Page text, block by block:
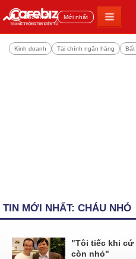
Đọc nhiều Mới nhất
Kinh doanh Tài chính ngân hàng Bất
TIN MỚI NHẤT: CHÁU NHỎ
"Tôi tiếc khi cứ
còn nhỏ"